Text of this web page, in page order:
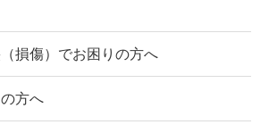
損傷）でお困りの方へ
方へ